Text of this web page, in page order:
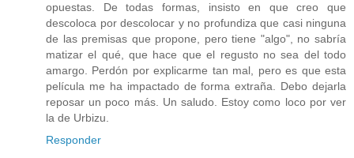
opuestas. De todas formas, insisto en que creo que
descoloca por descolocar y no profundiza que casi ninguna
de las premisas que propone, pero tiene "algo", no sabría
matizar el qué, que hace que el regusto no sea del todo
amargo. Perdón por explicarme tan mal, pero es que esta
película me ha impactado de forma extraña. Debo dejarla
reposar un poco más. Un saludo. Estoy como loco por ver
la de Urbizu.
Responder